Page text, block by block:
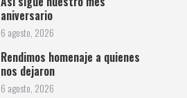
aniversario
6 agosto, 2026
Rendimos homenaje a quienes
nos dejaron
6 agosto, 2026